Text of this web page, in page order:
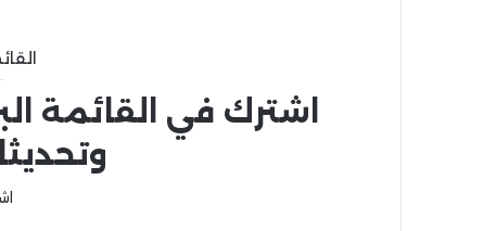
اشترك في القائمة